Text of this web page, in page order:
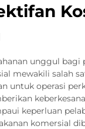
unggul
mewakili salah
untuk operasi
keperluan
komersial